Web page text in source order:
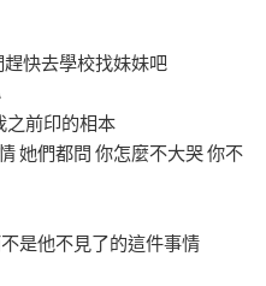
快去學校找妹妹吧
之前印的相本
她們都問 你怎麼不大哭 你不
是他不見了的這件事情